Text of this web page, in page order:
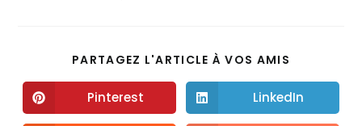
PARTAGEZ L'ARTICLE À VOS AMIS
Pinterest LinkedIn